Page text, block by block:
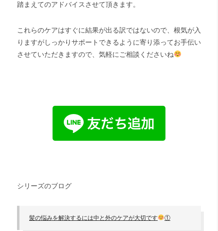
踏まえてのアドバイスさせて頂きます。
これらのケアはすぐに結果が出る訳ではないので、根気が入
りますがしっかりサポートできるように寄り添ってお手伝い
させていただきますので、気軽にご相談くださいね
シリーズのブログ
髪の悩みを解決するには中と外のケアが大切です ①